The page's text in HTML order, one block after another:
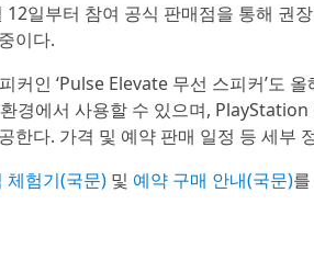
일부터 참여 공식 판매점을 통해 권
이다.
인 ‘Pulse Elevate 무선 스피커’도
경에서 사용할 수 있으며,
한다. 가격 및 예약 판매 일정 등 세부
체험기(국문) 및 예약 구매 안내(국문)